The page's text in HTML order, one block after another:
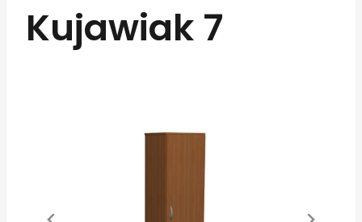
Kujawiak 7